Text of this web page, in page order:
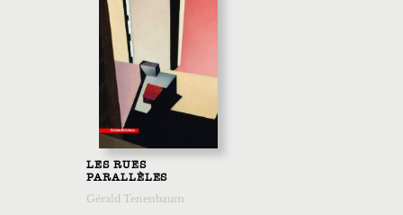
LES RUES
PARALLÈLES
Gérald Tenenbaum